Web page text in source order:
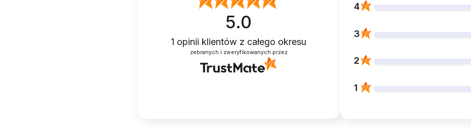
5.0
1 opinii klientów z całego okresu
zebranych i zweryfikowanych przez
4
3
2
1